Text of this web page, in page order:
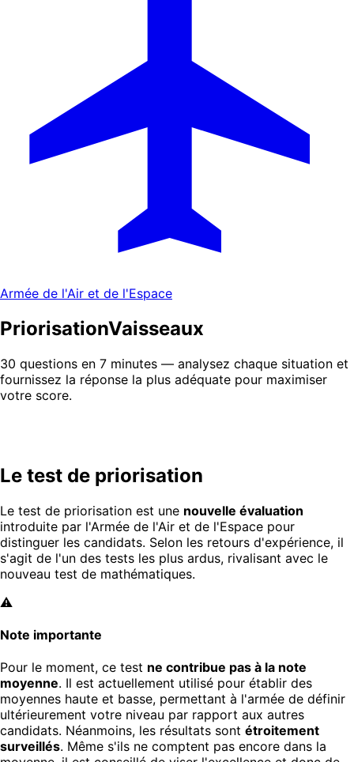
Armée de l'Air et de l'Espace
PriorisationVaisseaux
30 questions en 7 minutes — analysez chaque situation et
fournissez la réponse la plus adéquate pour maximiser
votre score.
Le test de priorisation
Le test de priorisation est une nouvelle évaluation
introduite par l'Armée de l'Air et de l'Espace pour
distinguer les candidats. Selon les retours d'expérience, il
s'agit de l'un des tests les plus ardus, rivalisant avec le
nouveau test de mathématiques.
⚠️
Note importante
Pour le moment, ce test ne contribue pas à la note
moyenne. Il est actuellement utilisé pour établir des
moyennes haute et basse, permettant à l'armée de définir
ultérieurement votre niveau par rapport aux autres
candidats. Néanmoins, les résultats sont étroitement
surveillés. Même s'ils ne comptent pas encore dans la